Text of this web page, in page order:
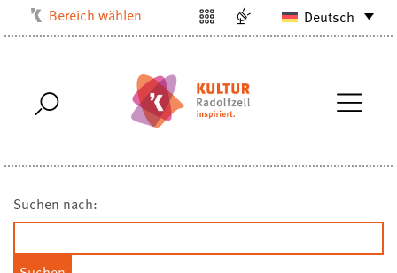
Bereich wählen
Musikschule
Stadtmuseum
Stadtbibliothek
Radolfzell1200
Deutsch
Suchen nach: